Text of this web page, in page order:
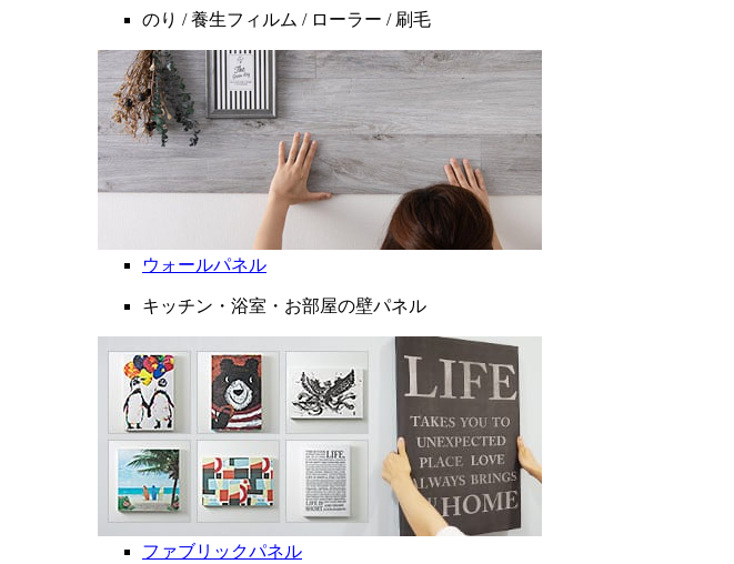
のり / 養生フィルム / ローラー / 刷毛
ウォールパネル
キッチン・浴室・お部屋の壁パネル
ファブリックパネル